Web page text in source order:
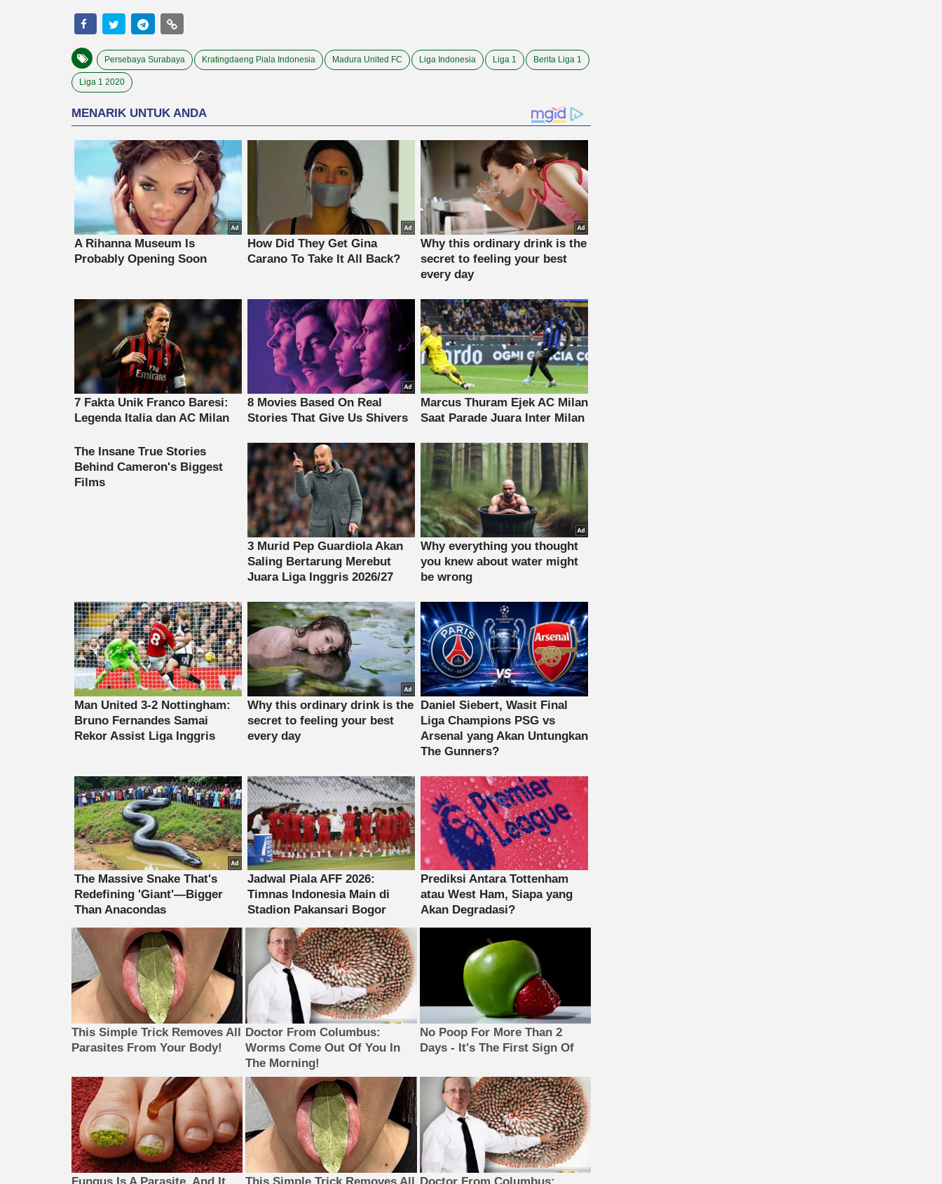
Persebaya Surabaya Kratingdaeng Piala Indonesia Madura United FC Liga Indonesia Liga 1 Berita Liga 1
Liga 1 2020
This Simple Trick Removes All
Parasites From Your Body!
Doctor From Columbus:
Worms Come Out Of You In
The Morning!
No Poop For More Than 2
Days - It's The First Sign Of